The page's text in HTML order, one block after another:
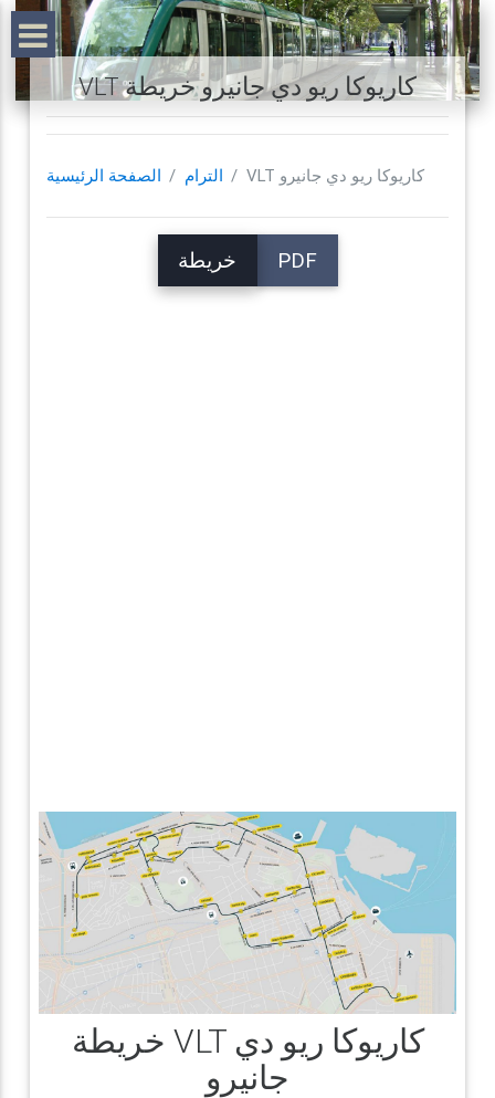
VLT كاريوكا ريو دي جانيرو خريطة
الصفحة الرئيسية الترام VLT كاريوكا ريو دي جانيرو
خريطة PDF
خريطة VLT كاريوكا ريو دي
جانيرو